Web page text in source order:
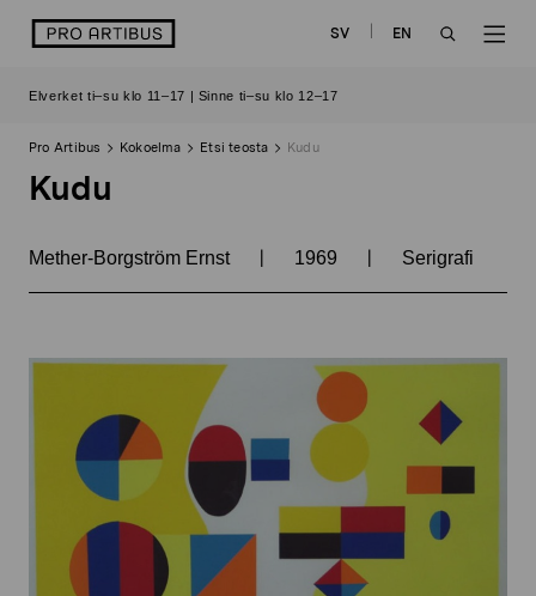
sisältöön
logo SV
EN
Elverket ti–su klo 11–17 | Sinne ti–su klo 12–17
Pro Artibus Kokoelma Etsi teosta Kudu
Kudu
Mether-Borgström Ernst | 1969 | Serigrafi